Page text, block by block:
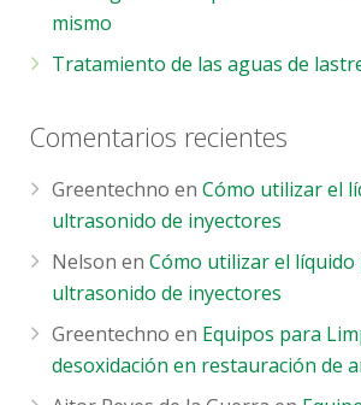
mismo
Tratamiento de las aguas de
Comentarios recientes
Greentechno enCómo utilizar el
ultrasonido de inyectores
Nelson enCómo utilizar el líquido
ultrasonido de inyectores
Greentechno en Equipos para
desoxidación en restauración de